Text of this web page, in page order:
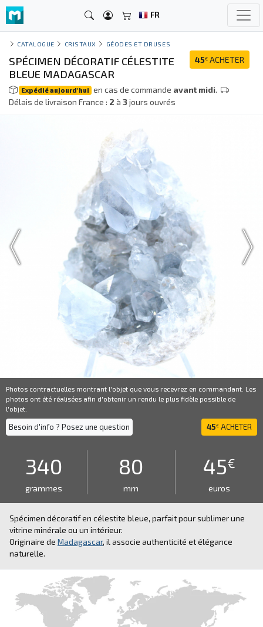
FR
CATALOGUE CRISTAUX GÉODES ET DRUSES
45€ ACHETER
SPÉCIMEN DÉCORATIF CÉLESTITE
BLEUE MADAGASCAR
Expédié aujourd'hui en cas de commande avant midi.
Délais de livraison France : 2 à 3jours ouvrés
Photos contractuelles montrant l'objet que vous recevrez en commandant. Les
photos ont été réalisées afin d'obtenir un rendu le plus fidèle possible de
l'objet.
Besoin d'info ? Posez une question 45€ ACHETER
340
grammes
80
mm
45€
euros
Spécimen décoratif en célestite bleue, parfait pour sublimer une
vitrine minérale ou un intérieur.
Originaire de Madagascar, il associe authenticité et élégance
naturelle.